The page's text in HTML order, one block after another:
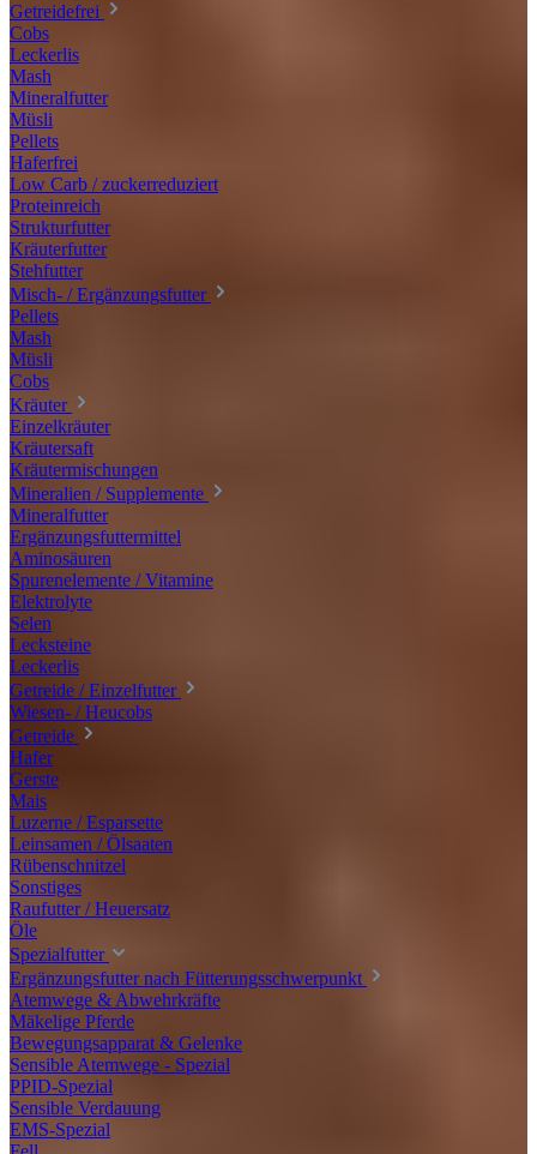
Getreidefrei
Cobs
Leckerlis
Mash
Mineralfutter
Müsli
Pellets
Haferfrei
Low Carb / zuckerreduziert
Proteinreich
Strukturfutter
Kräuterfutter
Stehfutter
Misch- / Ergänzungsfutter
Pellets
Mash
Müsli
Cobs
Kräuter
Einzelkräuter
Kräutersaft
Kräutermischungen
Mineralien / Supplemente
Mineralfutter
Ergänzungsfuttermittel
Aminosäuren
Spurenelemente / Vitamine
Elektrolyte
Selen
Lecksteine
Leckerlis
Getreide / Einzelfutter
Wiesen- / Heucobs
Getreide
Hafer
Gerste
Mais
Luzerne / Esparsette
Leinsamen / Ölsaaten
Rübenschnitzel
Sonstiges
Raufutter / Heuersatz
Öle
Spezialfutter
Ergänzungsfutter nach Fütterungsschwerpunkt
Atemwege & Abwehrkräfte
Mäkelige Pferde
Bewegungsapparat & Gelenke
Sensible Atemwege - Spezial
PPID-Spezial
Sensible Verdauung
EMS-Spezial